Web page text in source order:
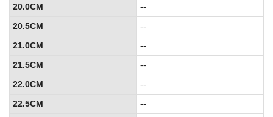
20.0CM
--
20.5CM
--
21.0CM
--
21.5CM
--
22.0CM
--
22.5CM
--